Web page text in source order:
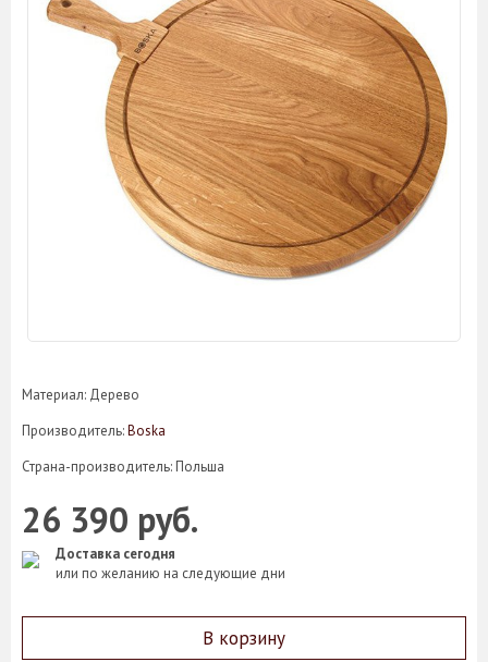
Материал: Дерево
Производитель:Boska
Страна-производитель: Польша
26 390 руб.
Доставка сегодня
или по желанию на следующие дни
В корзину